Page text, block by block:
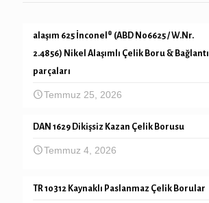
alaşım 625 İnconel® (ABD N06625 / W.Nr.
2.4856) Nikel Alaşımlı Çelik Boru & Bağlantı
parçaları
Temmuz 25, 2026
DAN 1629 Dikişsiz Kazan Çelik Borusu
Temmuz 4, 2026
TR 10312 Kaynaklı Paslanmaz Çelik Borular